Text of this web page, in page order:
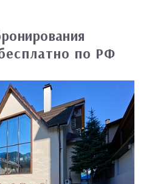
по РФ